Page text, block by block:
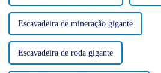
Escavadeira de mineração gigante
Escavadeira de roda gigante